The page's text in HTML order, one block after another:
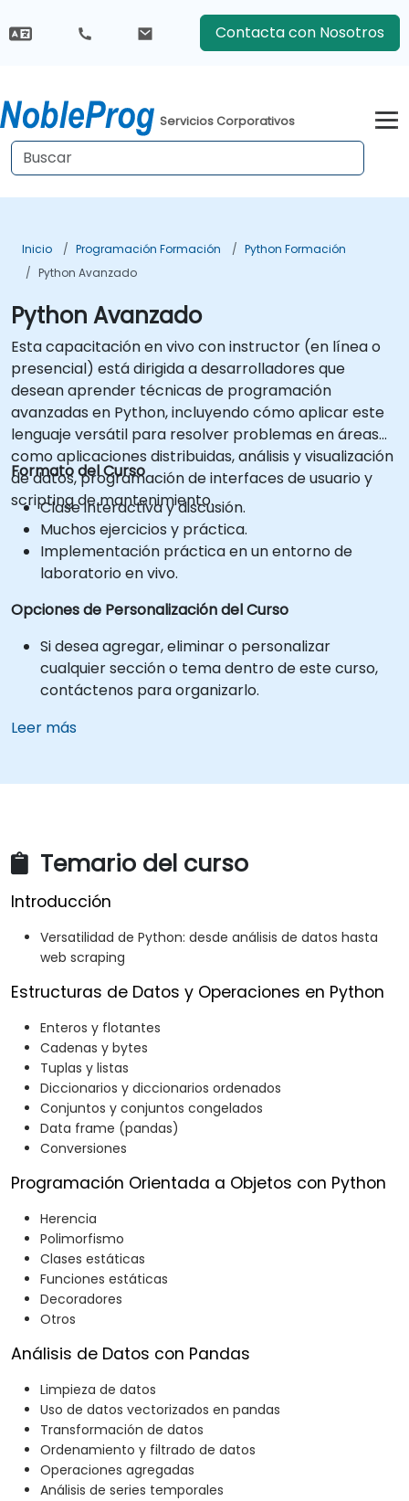
Contacta con Nosotros
Servicios Corporativos
Inicio Programación Formación
Python Formación
Python Avanzado
Python Avanzado
Esta capacitación en vivo con instructor (en línea o
presencial) está dirigida a desarrolladores que
desean aprender técnicas de programación
avanzadas en Python, incluyendo cómo aplicar este
lenguaje versátil para resolver problemas en áreas
como aplicaciones distribuidas, análisis y visualización
de datos, programación de interfaces de usuario y
scripting de mantenimiento.
Formato del Curso
Clase interactiva y discusión.
Muchos ejercicios y práctica.
Implementación práctica en un entorno de
laboratorio en vivo.
Opciones de Personalización del Curso
Si desea agregar, eliminar o personalizar
cualquier sección o tema dentro de este curso,
contáctenos para organizarlo.
Leer más
Temario del curso
Introducción
Versatilidad de Python: desde análisis de datos hasta
web scraping
Estructuras de Datos y Operaciones en Python
Enteros y flotantes
Cadenas y bytes
Tuplas y listas
Diccionarios y diccionarios ordenados
Conjuntos y conjuntos congelados
Data frame (pandas)
Conversiones
Programación Orientada a Objetos con Python
Herencia
Polimorfismo
Clases estáticas
Funciones estáticas
Decoradores
Otros
Análisis de Datos con Pandas
Limpieza de datos
Uso de datos vectorizados en pandas
Transformación de datos
Ordenamiento y filtrado de datos
Operaciones agregadas
Análisis de series temporales